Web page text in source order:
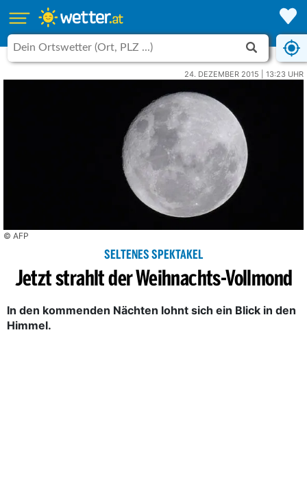
24. DEZEMBER 2015 | 13:23 UHR
© AFP
SELTENES SPEKTAKEL
Jetzt strahlt der Weihnachts-Vollmond
In den kommenden Nächten lohnt sich ein Blick in den
Himmel.